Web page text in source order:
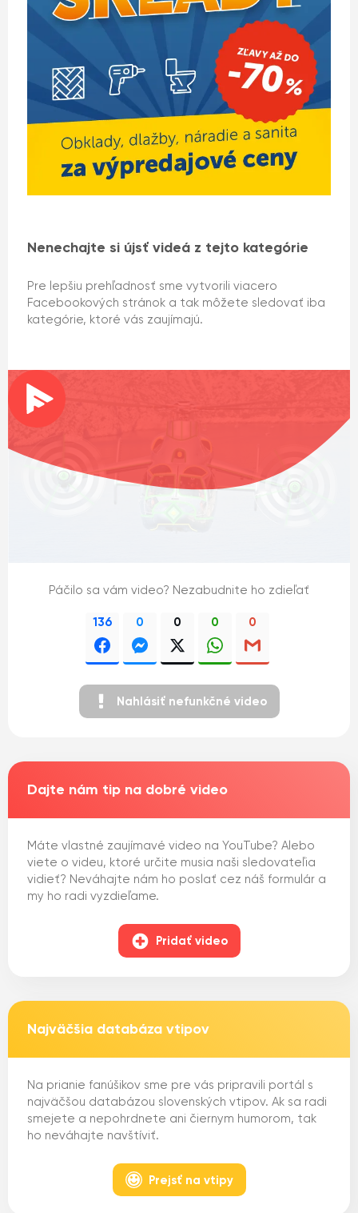
Nenechajte si újsť videá z tejto kategórie
Pre lepšiu prehľadnosť sme vytvorili viacero
Facebookových stránok a tak môžete sledovať iba
kategórie, ktoré vás zaujímajú.
Páčilo sa vám video? Nezabudnite ho zdieľať
136 0 0 0 0
Nahlásiť nefunkčné video
Dajte nám tip na dobré video
Máte vlastné zaujímavé video na YouTube? Alebo
viete o videu, ktoré určite musia naši sledovateľia
vidieť? Neváhajte nám ho poslať cez náš formulár a
my ho radi vyzdieľame.
Pridať video
Najväčšia databáza vtipov
Na prianie fanúšikov sme pre vás pripravili portál s
najväčšou databázou slovenských vtipov. Ak sa radi
smejete a nepohrdnete ani čiernym humorom, tak
ho neváhajte navštíviť.
Prejsť na vtipy